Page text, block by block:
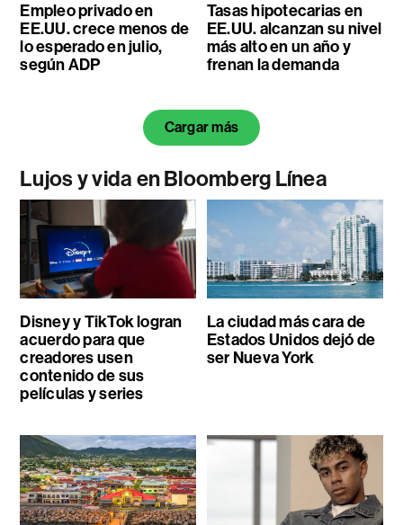
Empleo privado en
EE.UU. crece menos de
lo esperado en julio,
según ADP
Tasas hipotecarias en
EE.UU. alcanzan su nivel
más alto en un año y
frenan la demanda
Cargar más
Lujos y vida en Bloomberg Línea
Disney y TikTok logran
acuerdo para que
creadores usen
contenido de sus
películas y series
La ciudad más cara de
Estados Unidos dejó de
ser Nueva York